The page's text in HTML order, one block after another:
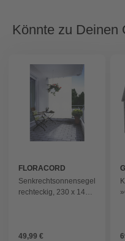
Könnte zu Deinen
FLORACORD
Senkrechtsonnensegel,
rechteckig, 230 x 140
49,99 €